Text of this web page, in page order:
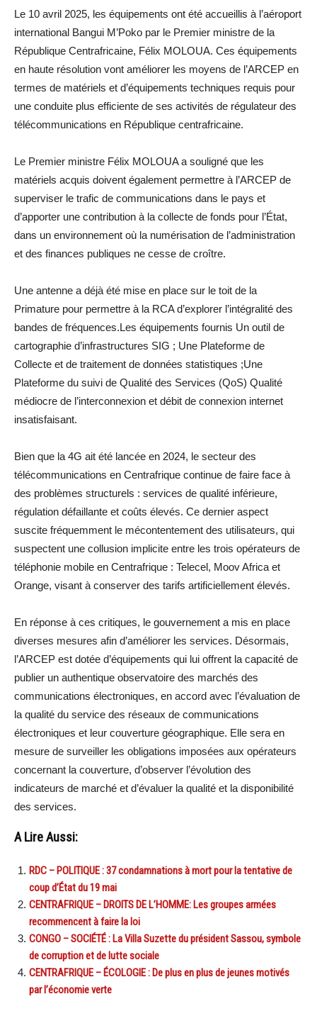
Le 10 avril 2025, les équipements ont été accueillis à l’aéroport
international Bangui M’Poko par le Premier ministre de la
République Centrafricaine, Félix MOLOUA. Ces équipements
en haute résolution vont améliorer les moyens de l’ARCEP en
termes de matériels et d’équipements techniques requis pour
une conduite plus efficiente de ses activités de régulateur des
télécommunications en République centrafricaine.
Le Premier ministre Félix MOLOUA a souligné que les
matériels acquis doivent également permettre à l’ARCEP de
superviser le trafic de communications dans le pays et
d’apporter une contribution à la collecte de fonds pour l’État,
dans un environnement où la numérisation de l’administration
et des finances publiques ne cesse de croître.
Une antenne a déjà été mise en place sur le toit de la
Primature pour permettre à la RCA d’explorer l’intégralité des
bandes de fréquences.Les équipements fournis Un outil de
cartographie d’infrastructures SIG ; Une Plateforme de
Collecte et de traitement de données statistiques ;Une
Plateforme du suivi de Qualité des Services (QoS) Qualité
médiocre de l’interconnexion et débit de connexion internet
insatisfaisant.
Bien que la 4G ait été lancée en 2024, le secteur des
télécommunications en Centrafrique continue de faire face à
des problèmes structurels : services de qualité inférieure,
régulation défaillante et coûts élevés. Ce dernier aspect
suscite fréquemment le mécontentement des utilisateurs, qui
suspectent une collusion implicite entre les trois opérateurs de
téléphonie mobile en Centrafrique : Telecel, Moov Africa et
Orange, visant à conserver des tarifs artificiellement élevés.
En réponse à ces critiques, le gouvernement a mis en place
diverses mesures afin d’améliorer les services. Désormais,
l’ARCEP est dotée d’équipements qui lui offrent la capacité de
publier un authentique observatoire des marchés des
communications électroniques, en accord avec l’évaluation de
la qualité du service des réseaux de communications
électroniques et leur couverture géographique. Elle sera en
mesure de surveiller les obligations imposées aux opérateurs
concernant la couverture, d’observer l’évolution des
indicateurs de marché et d’évaluer la qualité et la disponibilité
des services.
A Lire Aussi:
RDC – POLITIQUE : 37 condamnations à mort pour la tentative de
coup d’État du 19 mai
CENTRAFRIQUE – DROITS DE L’HOMME: Les groupes armées
recommencent à faire la loi
CONGO – SOCIÉTÉ : La Villa Suzette du président Sassou, symbole
de corruption et de lutte sociale
CENTRAFRIQUE – ÉCOLOGIE : De plus en plus de jeunes motivés
par l’économie verte